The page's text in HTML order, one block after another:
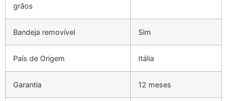
grãos
Bandeja removível Sim
País de Origem Itália
Garantia 12 meses